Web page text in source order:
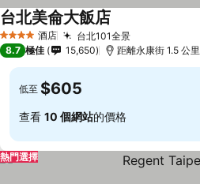
4 星級 酒店 台北101全景
台北美侖大飯店
8.7 極佳 15,650 距離永康街 1.5 公里
低至 $605
查看 10 個網站的價格
熱門選擇